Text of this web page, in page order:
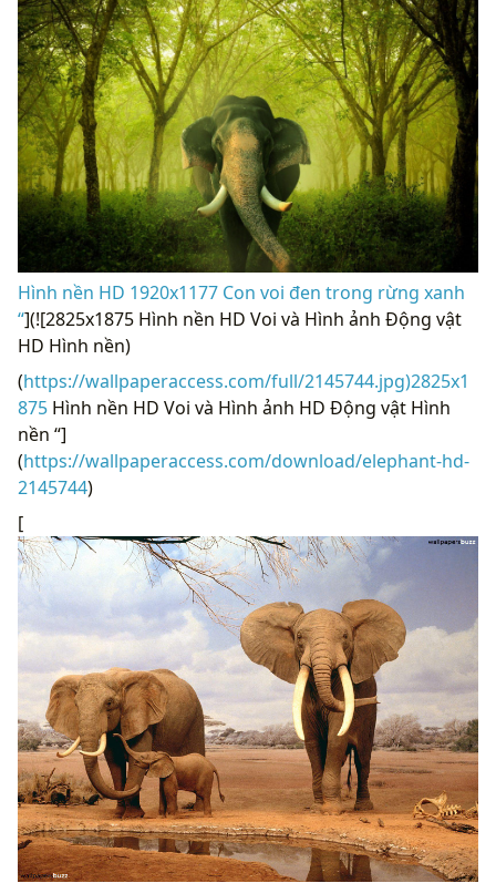
Hình nền HD 1920x1177 Con voi đen trong rừng xanh
“](![2825x1875 Hình nền HD Voi và Hình ảnh Động vật
HD Hình nền)
(https://wallpaperaccess.com/full/2145744.jpg)2825x1
875 Hình nền HD Voi và Hình ảnh HD Động vật Hình
nền “]
(https://wallpaperaccess.com/download/elephant-hd-
2145744)
[